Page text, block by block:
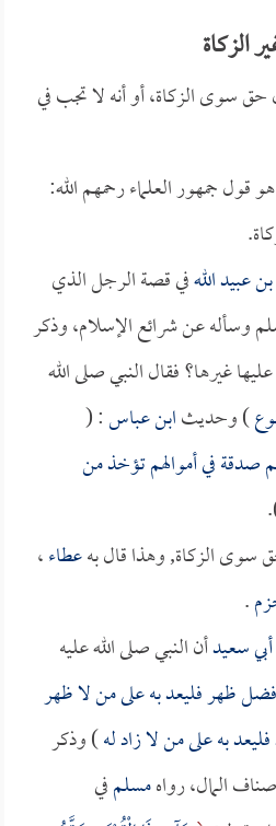
الزكاة
حق سوى الزكاة، أو أنه لا تجب في
قول جمهور العلماء رحمهم الله:
عبيد اللهفي قصة الرجل الذي
وسأله عن شرائع الإسلام، وذكر
غيرها؟ فقال النبي صلى الله
) وحديثابن عباس: (
صدقة في أموالهم تؤخذ من
سوى الزكاة, وهذا قال بهعطاء،
.
أبي سعيدأن النبي صلى الله عليه
ظهر فليعد به على من لا ظهر
به على من لا زاد له) وذكر
المال، رواهمسلمفي